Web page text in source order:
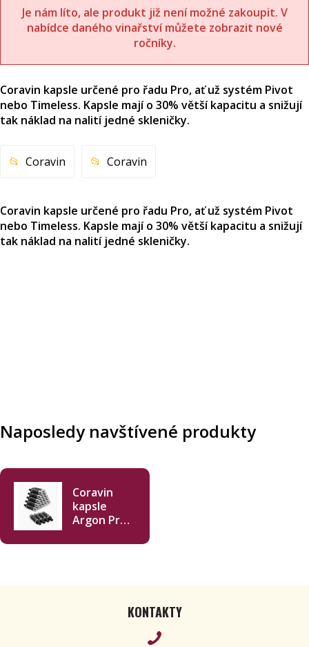
Je nám líto, ale produkt již není možné zakoupit. V
nabídce daného vinařství můžete zobrazit nové
ročníky.
Coravin kapsle určené pro řadu Pro, ať už systém Pivot
nebo Timeless. Kapsle mají o 30% větší kapacitu a snižují
tak náklad na nalití jedné skleničky.
Coravin Coravin
Coravin kapsle určené pro řadu Pro, ať už systém Pivot
nebo Timeless. Kapsle mají o 30% větší kapacitu a snižují
tak náklad na nalití jedné skleničky.
Naposledy navštívené produkty
Coravin
kapsle
Argon Pro
KONTAKTY